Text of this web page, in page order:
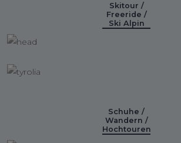
Skitour /
Freeride /
Ski Alpin
Schuhe /
Wandern /
Hochtouren